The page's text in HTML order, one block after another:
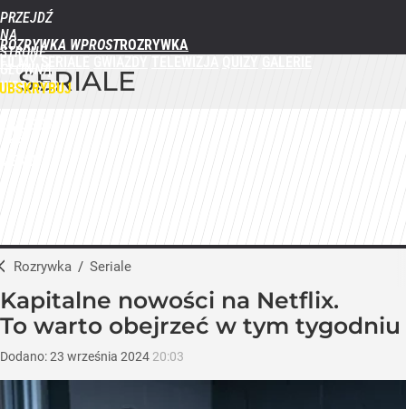
PRZEJDŹ
NA
STRONĘ
GŁÓWNĄ
WPROST.PL
ROZRYWKA WPROST
SERIALE
Rozrywka / Seriale
Kapitalne nowości na Netflix.
To warto obejrzeć w tym tygodniu
Dodano:23 września 2024 20:03